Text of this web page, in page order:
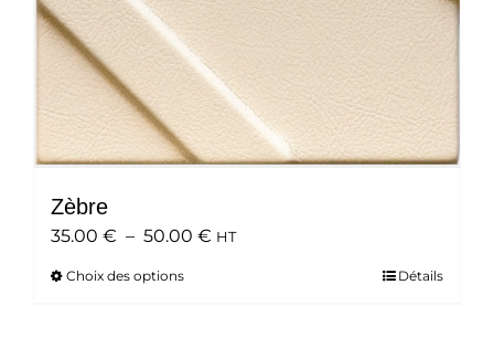
du
produit
Zèbre
35.00 € – 50.00 € Plage
HT
Choix des optionsCe
Détails